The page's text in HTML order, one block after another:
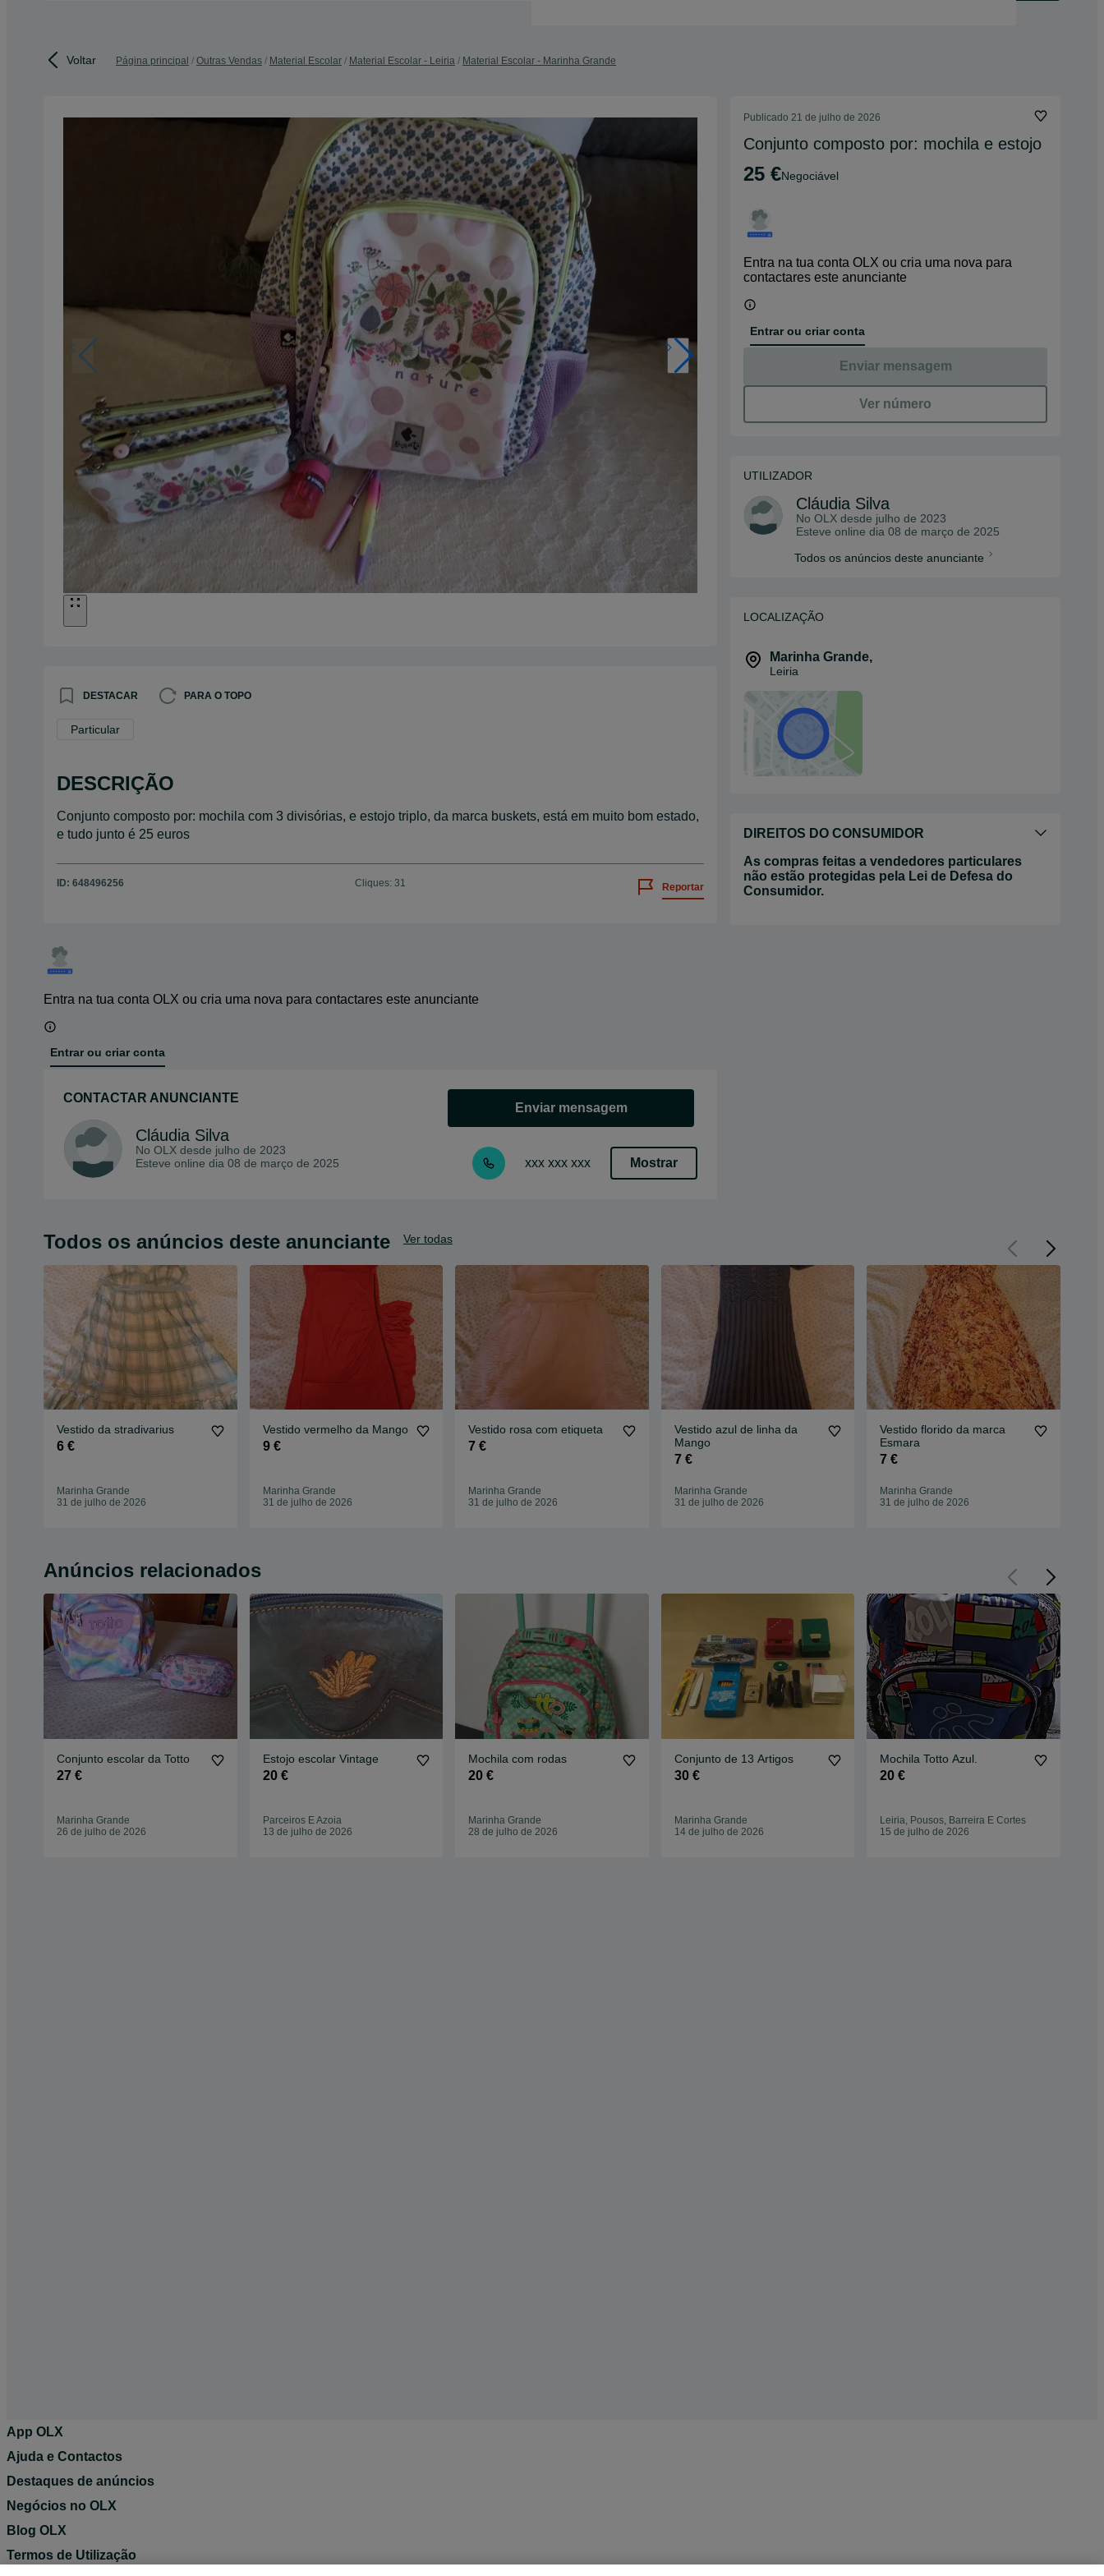
Voltar Página principal Outras Vendas Material Escolar Material Escolar - Leiria Material Escolar - Marinha Grande
DESTACAR PARA O TOPO
Particular
DESCRIÇÃO
Conjunto composto por: mochila com 3 divisórias, e estojo triplo, da marca buskets, está em muito bom estado,
e tudo junto é 25 euros
ID: 648496256 Cliques: 31 Reportar
Entra na tua conta OLX ou cria uma nova para contactares este anunciante
Entrar ou criar conta
CONTACTAR ANUNCIANTE
Cláudia Silva
No OLX desde julho de 2023
Esteve online dia 08 de março de 2025
Enviar mensagem
xxx xxx xxx Mostrar
Publicado 21 de julho de 2026
Conjunto composto por: mochila e estojo
25 € Negociável
Entra na tua conta OLX ou cria uma nova para
contactares este anunciante
Entrar ou criar conta
Enviar mensagem
Ver número
UTILIZADOR
Cláudia Silva
No OLX desde julho de 2023
Esteve online dia 08 de março de 2025
Todos os anúncios deste anunciante
LOCALIZAÇÃO
Marinha Grande,
Leiria
DIREITOS DO CONSUMIDOR
As compras feitas a vendedores particulares
não estão protegidas pela Lei de Defesa do
Consumidor.
Todos os anúncios deste anunciante Ver todas
Vestido da stradivarius
6 €
Marinha Grande
31 de julho de 2026
Vestido vermelho da Mango
9 €
Marinha Grande
31 de julho de 2026
Vestido rosa com etiqueta
7 €
Marinha Grande
31 de julho de 2026
Vestido azul de linha da
Mango
7 €
Marinha Grande
31 de julho de 2026
Vestido florido da marca
Esmara
7 €
Marinha Grande
31 de julho de 2026
Anúncios relacionados
Conjunto escolar da Totto
27 €
Marinha Grande
26 de julho de 2026
Estojo escolar Vintage
20 €
Parceiros E Azoia
13 de julho de 2026
Mochila com rodas
20 €
Marinha Grande
28 de julho de 2026
Conjunto de 13 Artigos
30 €
Marinha Grande
14 de julho de 2026
Mochila Totto Azul.
20 €
Leiria, Pousos, Barreira E Cortes
15 de julho de 2026
App OLX
Ajuda e Contactos
Destaques de anúncios
Negócios no OLX
Blog OLX
Termos de Utilização